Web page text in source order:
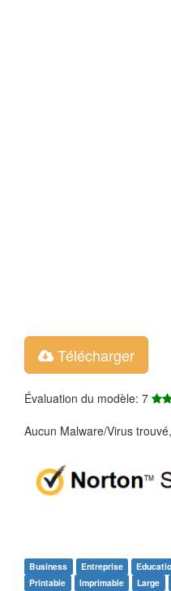
Télécharger
Évaluation du modèle: 7
Aucun Malware/Virus
Business Entreprise
Printable
Imprimable Large